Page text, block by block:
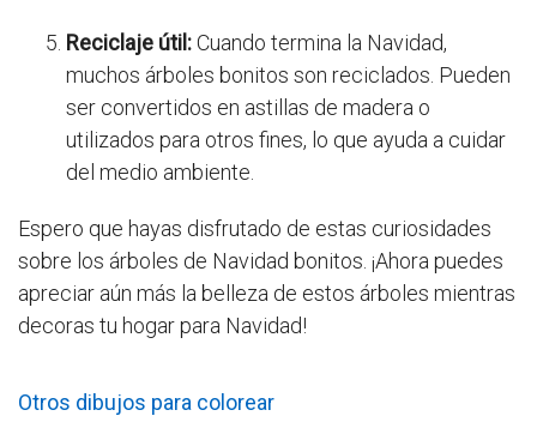
Reciclaje útil:Cuando termina la Navidad,
muchos árboles bonitos son reciclados. Pueden
ser convertidos en astillas de madera o
utilizados para otros fines, lo que ayuda a cuidar
del medio ambiente.
Espero que hayas disfrutado de estas curiosidades
sobre los árboles de Navidad bonitos. ¡Ahora puedes
apreciar aún más la belleza de estos árboles mientras
decoras tu hogar para Navidad!
Otros dibujos para colorear